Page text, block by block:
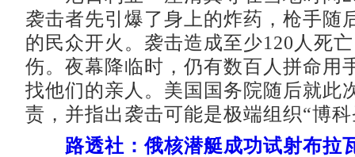
袭击者先引爆了身上的炸药，枪手随
的民众开火。袭击造成至少120人死
伤。夜幕降临时，仍有数百人拼命用
找他们的亲人。美国国务院随后就此
责，并指出袭击可能是极端组织“博
路透社：俄核潜艇成功试射布拉